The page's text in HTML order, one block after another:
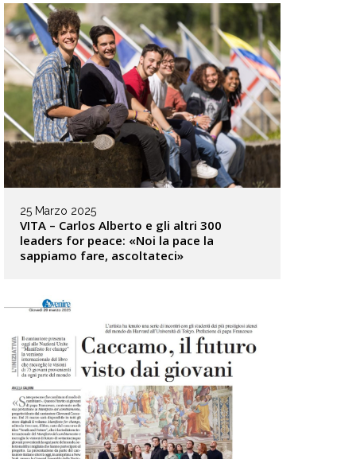
25 Marzo 2025
VITA – Carlos Alberto e gli altri 300
leaders for peace: «Noi la pace la
sappiamo fare, ascoltateci»